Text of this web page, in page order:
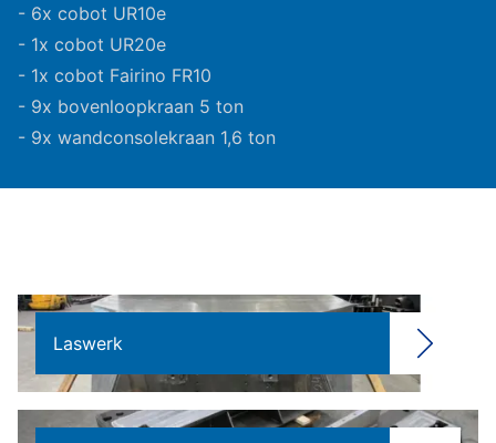
- 6x cobot UR10e
- 1x cobot UR20e
- 1x cobot Fairino FR10
- 9x bovenloopkraan 5 ton
- 9x wandconsolekraan 1,6 ton
Laswerk